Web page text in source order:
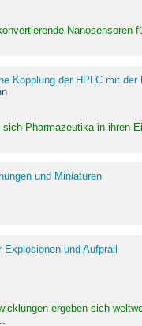
Nanosensoren
Kopplung der HPLC mit
Pharmazeutika in ihren
und Miniaturen
und Aufprall
ergeben sich